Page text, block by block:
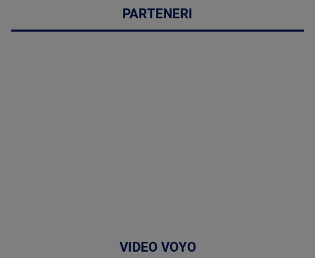
PARTENERI
VIDEO VOYO